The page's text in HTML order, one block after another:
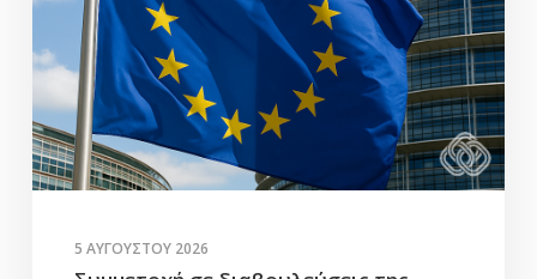
5 ΑΥΓΟΎΣΤΟΥ 2026